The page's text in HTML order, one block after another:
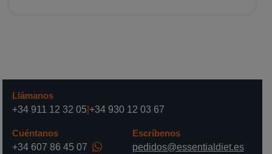
Llámanos
+34 911 12 32 05 +34 930 12 03 67
Cuéntanos
+34 607 86 45 07
Escríbenos
pedidos@essentialdiet.es